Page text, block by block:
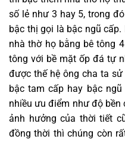
số lẻ như 3 hay 5, trong
bậc thị gọi là bậc ngũ
nhà thờ họ bằng bê tông
tông với bề mặt ốp đá tự
được thế hệ ông cha ta
bậc tam cấp hay bậc
nhiều ưu điểm như độ bền
ảnh hưởng của thời tiết
đồng thời thì chúng còn